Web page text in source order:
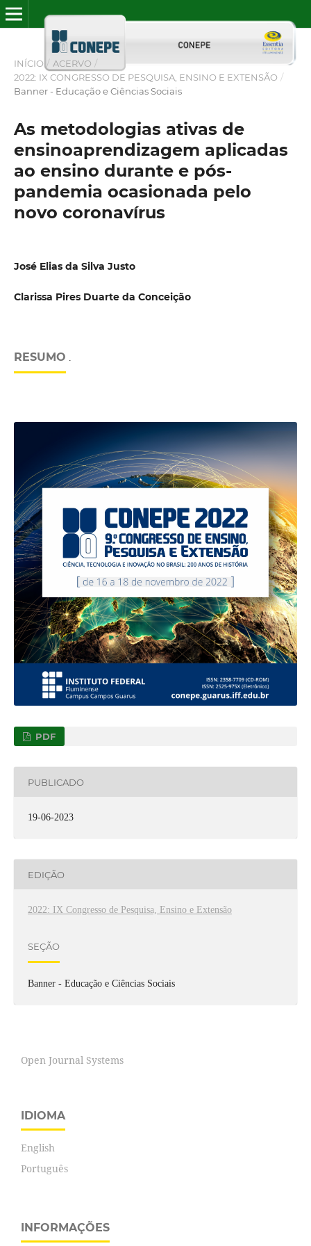
INÍCIO / ACERVO /
2022: IX CONGRESSO DE PESQUISA, ENSINO E EXTENSÃO /
Banner - Educação e Ciências Sociais
As metodologias ativas de
ensinoaprendizagem aplicadas
ao ensino durante e pós-
pandemia ocasionada pelo
novo coronavírus
José Elias da Silva Justo
Clarissa Pires Duarte da Conceição
RESUMO .
PDF
PUBLICADO
19-06-2023
EDIÇÃO
2022: IX Congresso de Pesquisa, Ensino e Extensão
SEÇÃO
Banner - Educação e Ciências Sociais
Open Journal Systems
IDIOMA
English
Português
INFORMAÇÕES